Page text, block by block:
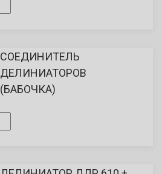
СОЕДИНИТЕЛЬ
ДЕЛИНИАТОРОВ
(БАБОЧКА)